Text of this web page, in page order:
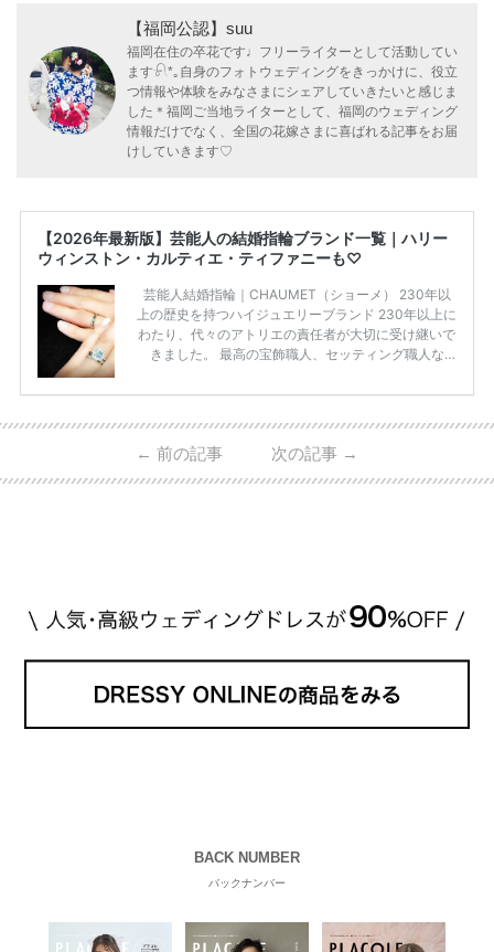
【福岡公認】suu
福岡在住の卒花です♩フリーライターとして活動してい
ます𓍯*｡自身のフォトウェディングをきっかけに、役立
つ情報や体験をみなさまにシェアしていきたいと感じま
した＊福岡ご当地ライターとして、福岡のウェディング
情報だけでなく、全国の花嫁さまに喜ばれる記事をお届
けしていきます♡
【2026年最新版】芸能人の結婚指輪ブランド一覧｜ハリー
ウィンストン・カルティエ・ティファニーも♡
芸能人結婚指輪｜CHAUMET（ショーメ） 230年以
上の歴史を持つハイジュエリーブランド 230年以上に
わたり、代々のアトリエの責任者が大切に受け継いで
きました。 最高の宝飾職人、セッティング職人な
高品質の宝石を扱っています。 至高のデザインと品
ん・魔裟斗さんの婚約指輪 魔裟斗さんが矢沢さんに
贈られた指輪は1カラットのものです。 ショーメの価
← 前の記事 次の記事 →
BACK NUMBER
バックナンバー